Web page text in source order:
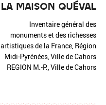
LA MAISON QUÉVAL
Inventaire général des
monuments et des richesses
artistiques de la France, Région
Midi-Pyrénées, Ville de Cahors
REGION M.-P., Ville de Cahors